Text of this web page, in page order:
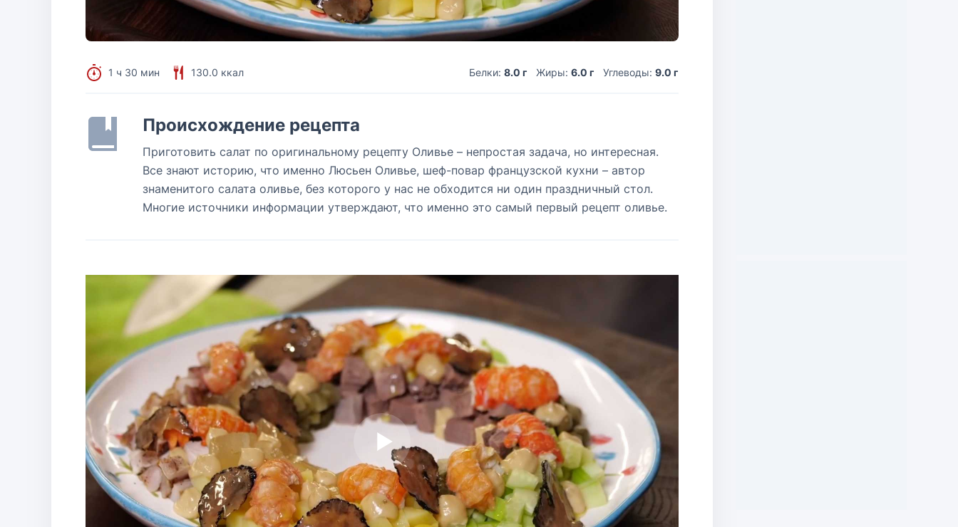
1 ч 30 мин 130.0 ккал Белки: 8.0 г Жиры: 6.0 г Углеводы: 9.0 г
Происхождение рецепта
Приготовить салат по оригинальному рецепту Оливье – непростая задача, но интересная.
Все знают историю, что именно Люсьен Оливье, шеф-повар французской кухни – автор
знаменитого салата оливье, без которого у нас не обходится ни один праздничный стол.
Многие источники информации утверждают, что именно это самый первый рецепт оливье.